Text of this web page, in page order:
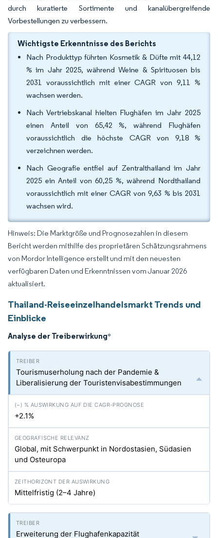
durch kuratierte Sortimente und kanalübergreifende
Vorbestellungen zu verbessern.
Wichtigste Erkenntnisse des Berichts
Nach Produkttyp führten Kosmetik & Düfte mit 44,12
% im Jahr 2025, während Weine & Spirituosen bis
2031 voraussichtlich mit einer CAGR von 9,11 %
wachsen werden.
Nach Vertriebskanal hielten Flughäfen im Jahr 2025
einen Anteil von 65,42 %, während Flughäfen
voraussichtlich die höchste CAGR von 9,18 %
verzeichnen werden.
Nach Geografie entfiel auf Zentralthailand im Jahr
2025 ein Anteil von 60,25 %, während Nordthailand
voraussichtlich mit einer CAGR von 9,63 % bis 2031
wachsen wird.
Hinweis: Die Marktgröße und Prognosezahlen in diesem
Bericht werden mithilfe des proprietären Schätzungsrahmens
von Mordor Intelligence erstellt und mit den neuesten
verfügbaren Daten und Erkenntnissen vom Januar 2026
aktualisiert.
Thailand-Reiseeinzelhandelsmarkt Trends und
Einblicke
Analyse der Treiberwirkung*
Tourismuserholung nach der Pandemie &
Liberalisierung der Touristenvisabestimmungen
+2.1%
Global, mit Schwerpunkt in Nordostasien, Südasien
und Osteuropa
Mittelfristig (2–4 Jahre)
Erweiterung der Flughafenkapazität